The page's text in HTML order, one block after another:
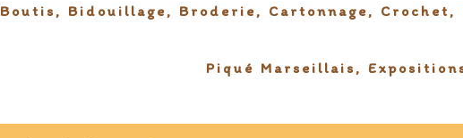
Boutis, Bidouillage, Broderie, Cartonnage, Crochet,
Piqué Marseillais,